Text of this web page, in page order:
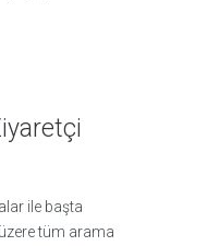
ile başta
tüm arama